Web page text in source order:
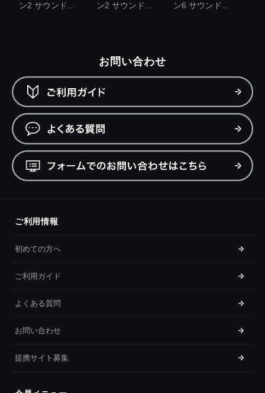
ン2 サウンド...
ン2 サウンド...
ン6 サウンド...
お問い合わせ
ご利用情報
初めての方へ
ご利用ガイド
よくある質問
お問い合わせ
提携サイト募集